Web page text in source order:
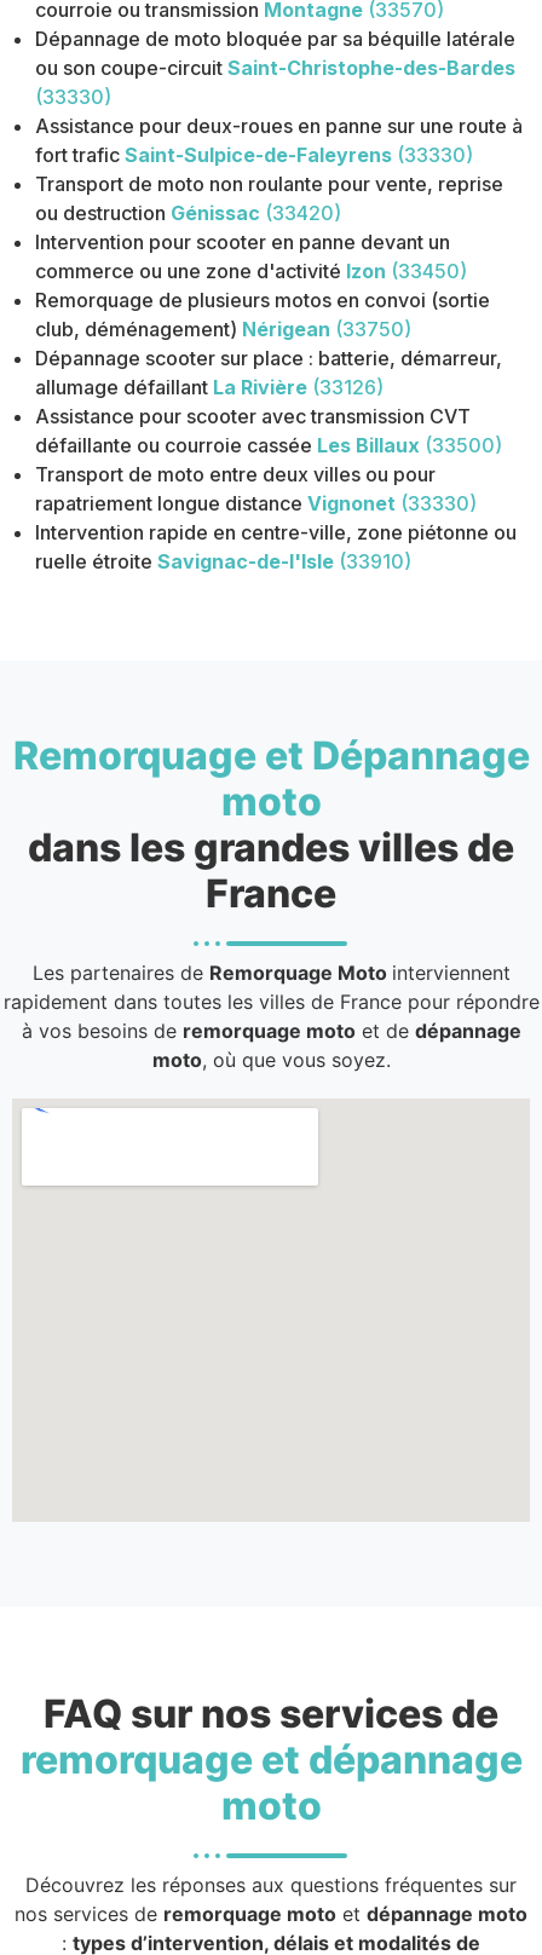
courroie ou transmission Montagne (33570)
Dépannage de moto bloquée par sa béquille latérale
ou son coupe-circuit Saint-Christophe-des-Bardes
(33330)
Assistance pour deux-roues en panne sur une route à
fort trafic Saint-Sulpice-de-Faleyrens (33330)
Transport de moto non roulante pour vente, reprise
ou destruction Génissac (33420)
Intervention pour scooter en panne devant un
commerce ou une zone d'activité Izon (33450)
Remorquage de plusieurs motos en convoi (sortie
club, déménagement) Nérigean (33750)
Dépannage scooter sur place : batterie, démarreur,
allumage défaillant La Rivière (33126)
Assistance pour scooter avec transmission CVT
défaillante ou courroie cassée Les Billaux (33500)
Transport de moto entre deux villes ou pour
rapatriement longue distance Vignonet (33330)
Intervention rapide en centre-ville, zone piétonne ou
ruelle étroite Savignac-de-l'Isle (33910)
Remorquage et Dépannage
moto
dans les grandes villes de
France
Les partenaires de Remorquage Moto interviennent
rapidement dans toutes les villes de France pour répondre
à vos besoins de remorquage motoet de dépannage
moto, où que vous soyez.
FAQ sur nos services de
remorquage et dépannage
moto
Découvrez les réponses aux questions fréquentes sur
nos services de remorquage moto et dépannage moto
: types d’intervention, délais et modalités de